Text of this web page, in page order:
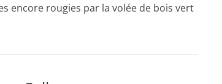
encore rougies par la volée de bois vert